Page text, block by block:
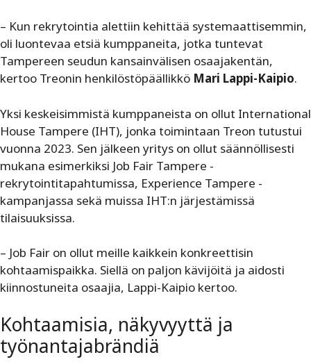
– Kun rekrytointia alettiin kehittää systemaattisemmin,
oli luontevaa etsiä kumppaneita, jotka tuntevat
Tampereen seudun kansainvälisen osaajakentän,
kertoo Treonin henkilöstöpäällikkö Mari Lappi-Kaipio.
Yksi keskeisimmistä kumppaneista on ollut International
House Tampere (IHT), jonka toimintaan Treon tutustui
vuonna 2023. Sen jälkeen yritys on ollut säännöllisesti
mukana esimerkiksi Job Fair Tampere -
rekrytointitapahtumissa, Experience Tampere -
kampanjassa sekä muissa IHT:n järjestämissä
tilaisuuksissa.
– Job Fair on ollut meille kaikkein konkreettisin
kohtaamispaikka. Siellä on paljon kävijöitä ja aidosti
kiinnostuneita osaajia, Lappi-Kaipio kertoo.
Kohtaamisia, näkyvyyttä ja
työnantajabrändiä